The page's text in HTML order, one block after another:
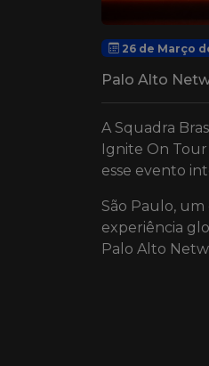
26 de Março
Palo Alto
A Squadra
Ignite On
esse evento
São Paulo, um
experiência
Palo Alto